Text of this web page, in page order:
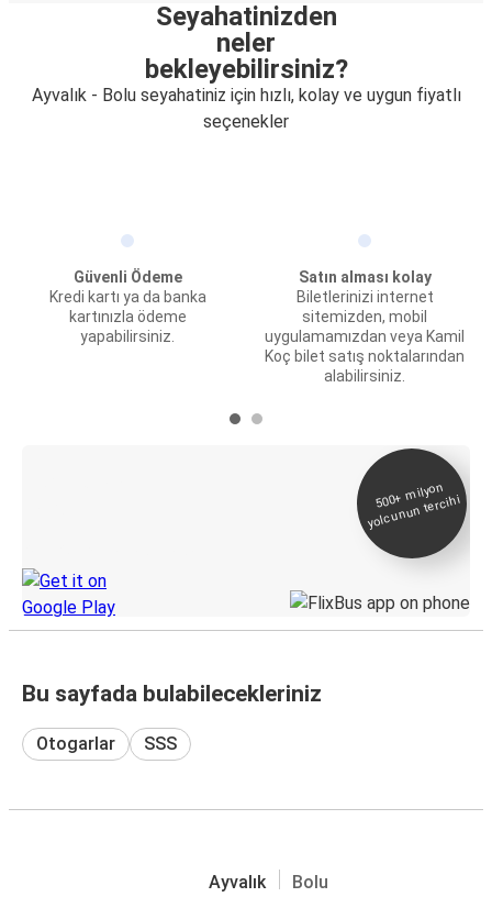
Seyahatinizden
neler
bekleyebilirsiniz?
Ayvalık - Bolu seyahatiniz için hızlı, kolay ve uygun fiyatlı
seçenekler
Güvenli Ödeme
Kredi kartı ya da banka
kartınızla ödeme
yapabilirsiniz.
Satın alması kolay
Biletlerinizi internet
sitemizden, mobil
uygulamamızdan veya Kamil
Koç bilet satış noktalarından
alabilirsiniz.
500+
milyon
yolcunun tercihi
Bu sayfada bulabilecekleriniz
Otogarlar SSS
Ayvalık Bolu